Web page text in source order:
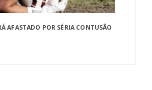
AFASTADO POR SÉRIA CONTUSÃO